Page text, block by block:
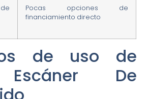
Pocas opciones de
financiamiento directo
de uso de
De